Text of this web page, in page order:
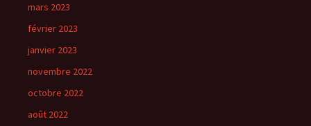
mars 2023
février 2023
janvier 2023
novembre 2022
octobre 2022
août 2022